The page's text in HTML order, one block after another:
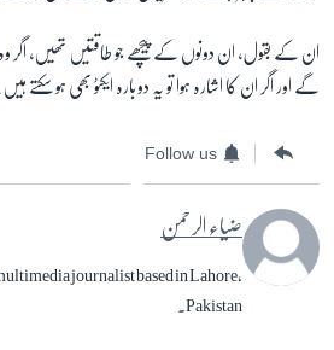
ان کے بقول، ان دونوں کے پیچھے جو طاقتیں تھیں، اگر
گے اور اگر ان کا اشارہ ہوا تو یہ دوبارہ ایکٹو بھی ہو سکتے ہیں۔
Follow us
ضیاء الرحمن
journalist based in Lahore,
Pakistan.